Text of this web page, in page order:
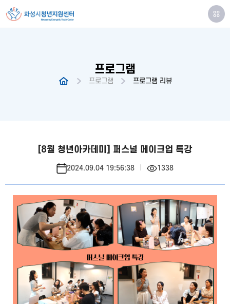
프로그램
프로그램 프로그램 리뷰
[8월 청년아카데미] 퍼스널 메이크업 특강
2024.09.04 19:56:38 1338